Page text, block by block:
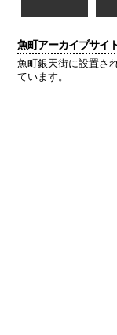
魚町アーカイブサイ
魚町銀天街に設置さ
ています。